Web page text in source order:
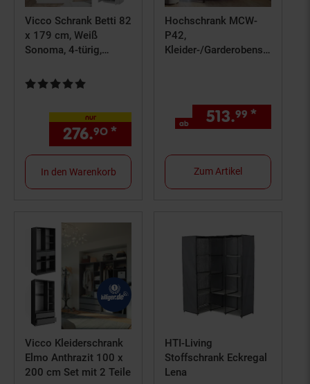
Vicco Schrank Betti 82
x 179 cm, Weiß
Sonoma, 4-türig,
Kundenbewertung: 5 von 5 Sternen
nur
276.90 * nur 276,90€ Sternchen
In den Warenkorb
Hochschrank MCW-
P42,
Kleider-/Garderobensc
MDF 216x80x57cm ~
Walnuss-Optik
ab 513.99 *
Zum Artikel
Vicco Kleiderschrank
Elmo Anthrazit 100 x
200 cm Set mit 2 Teile
HTI-Living
Stoffschrank Eckregal
Lena